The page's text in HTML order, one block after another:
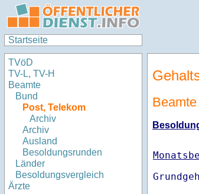
Startseite
TVöD
TV-L, TV-H
Beamte
Bund
Post, Telekom
Archiv
Archiv
Ausland
Besoldungsrunden
Länder
Besoldungsvergleich
Ärzte